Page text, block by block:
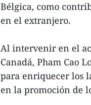
Bélgica, como
en el extranjero.
Al intervenir en el
Canadá, Pham Cao
para enriquecer los
en la promoción de